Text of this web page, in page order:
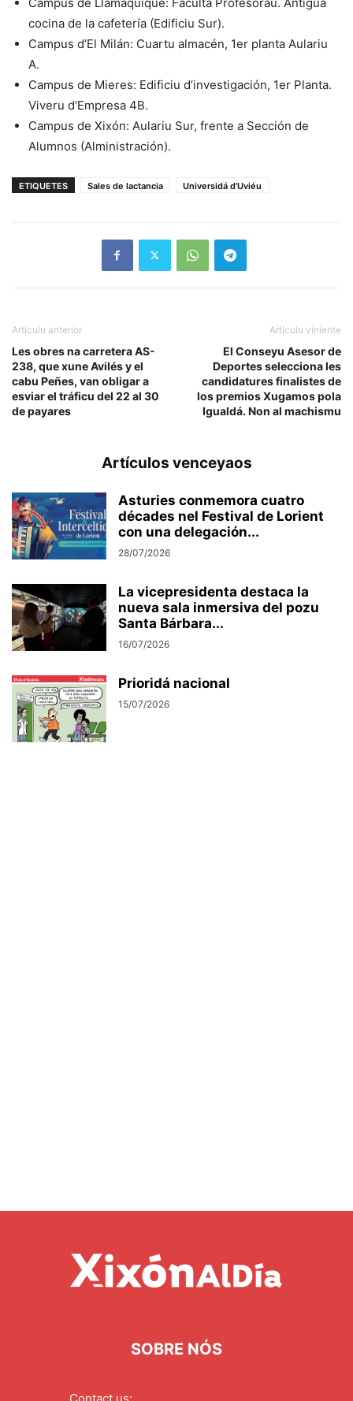
cocina de la cafetería (Edificiu Sur).
Campus d’El Milán: Cuartu almacén, 1er planta Aulariu
A.
Campus de Mieres: Edificiu d’investigación, 1er Planta.
Viveru d’Empresa 4B.
Campus de Xixón: Aulariu Sur, frente a Sección de
Alumnos (Alministración).
ETIQUETES Sales de lactancia Universidá d'Uviéu
Artículu anterior
Les obres na carretera AS-
238, que xune Avilés y el
cabu Peñes, van obligar a
esviar el tráficu del 22 al 30
de payares
Artículu viniente
El Conseyu Asesor de
Deportes selecciona les
candidatures finalistes de
los premios Xugamos pola
Igualdá. Non al machismu
Artículos venceyaos
Asturies conmemora cuatro
décades nel Festival de Lorient
con una delegación...
28/07/2026
La vicepresidenta destaca la
nueva sala inmersiva del pozu
Santa Bárbara...
16/07/2026
Prioridá nacional
15/07/2026
SOBRE NÓS